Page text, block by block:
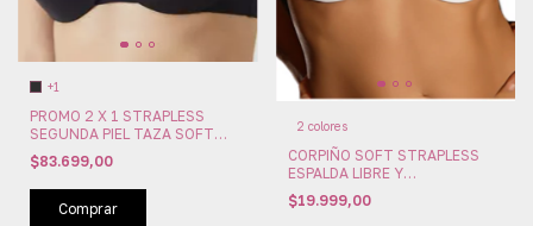
+1
PROMO 2 X 1 STRAPLESS
SEGUNDA PIEL TAZA SOFT
CON ARO MICROFIBRA
MAIDENFORM
(MAI2310PROMO)
$83.699,00
Comprar
2 colores
CORPIÑO SOFT STRAPLESS
ESPALDA LIBRE Y
MULTIPOSICION MENDAFACIL
(MEN18)
$19.999,00